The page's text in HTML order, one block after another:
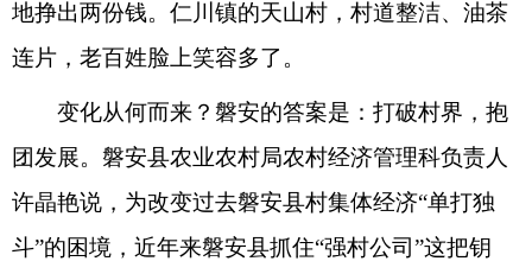
地挣出两份钱。仁川镇的天山村，村道整洁、油茶
连片，老百姓脸上笑容多了。
变化从何而来？磐安的答案是：打破村界，抱
团发展。磐安县农业农村局农村经济管理科负责人
许晶艳说，为改变过去磐安县村集体经济“单打独
斗”的困境，近年来磐安县抓住“强村公司”这把钥